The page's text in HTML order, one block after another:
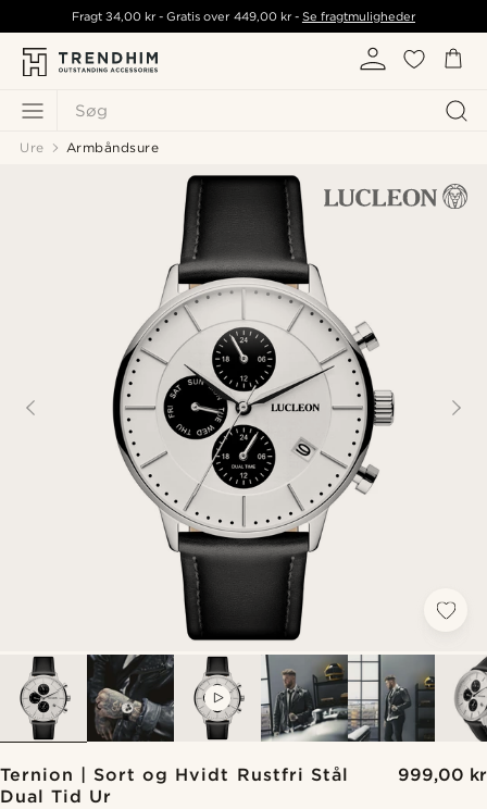
Søg
Fragt34,00 kr - Gratis over 449,00 kr- Se fragtmuligheder
Ure Armbåndsure
Ternion | Sort og Hvidt Rustfri Stål
Dual Tid Ur
999,00 kr